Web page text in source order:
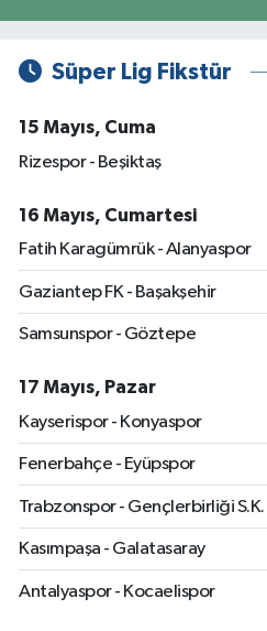
Süper Lig Fikstür
15 Mayıs, Cuma
Rizespor - Beşiktaş
16 Mayıs, Cumartesi
Fatih Karagümrük - Alanyaspor
Gaziantep FK - Başakşehir
Samsunspor - Göztepe
17 Mayıs, Pazar
Kayserispor - Konyaspor
Fenerbahçe - Eyüpspor
Trabzonspor - Gençlerbirliği S.K.
Kasımpaşa - Galatasaray
Antalyaspor - Kocaelispor